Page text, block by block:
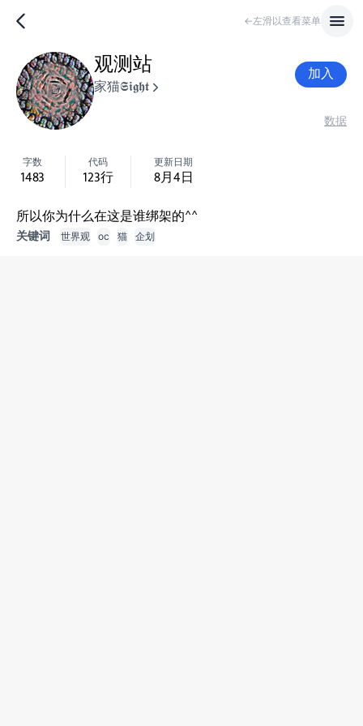
←左滑以查看菜单
观测站
家猫𝕾𝖎𝖌𝖍𝖙
加入
数据
字数
1483
代码
123行
更新日期
8月4日
所以你为什么在这是谁绑架的^^
关键词 世界观 oc 猫 企划